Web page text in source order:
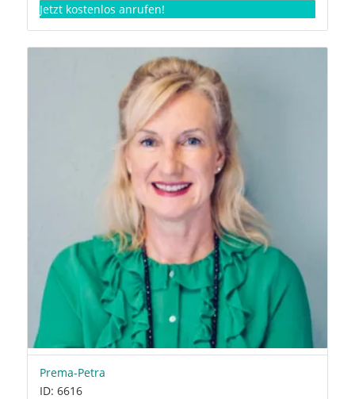
Jetzt kostenlos anrufen!
Prema-Petra
ID: 6616